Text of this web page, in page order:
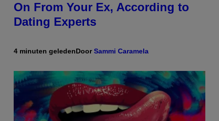
On From Your Ex, According to
Dating Experts
4 minuten geledenDoorSammi Caramela